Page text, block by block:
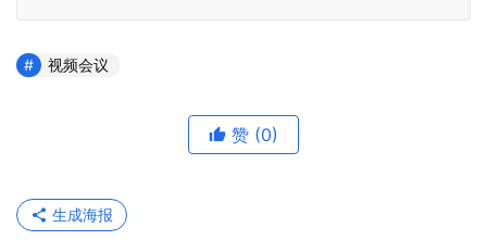
视频会议
赞 (0)
生成海报